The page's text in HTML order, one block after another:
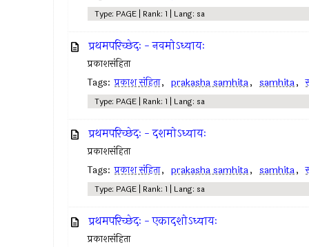
Type: PAGE | Rank: 1 | Lang: sa
प्रथमपरिच्छेदः - नवमोऽध्यायः
प्रकाशसंहिता
Tags: प्रकाश संहिता, prakasha samhita, samhita,
Type: PAGE | Rank: 1 | Lang: sa
प्रथमपरिच्छेदः - दशमोऽध्यायः
प्रकाशसंहिता
Tags: प्रकाश संहिता, prakasha samhita, samhita,
Type: PAGE | Rank: 1 | Lang: sa
प्रथमपरिच्छेदः - एकादशोऽध्यायः
प्रकाशसंहिता